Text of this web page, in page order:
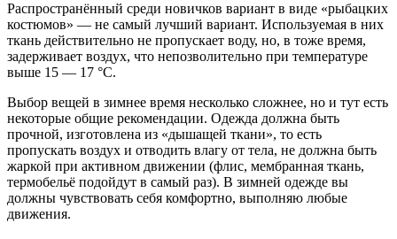
Распространённый среди новичков вариант в виде «рыбацких
костюмов» — не самый лучший вариант. Используемая в них
ткань действительно не пропускает воду, но, в тоже время,
задерживает воздух, что непозволительно при температуре
выше 15 — 17 °С.
Выбор вещей в зимнее время несколько сложнее, но и тут есть
некоторые общие рекомендации. Одежда должна быть
прочной, изготовлена из «дышащей ткани», то есть
пропускать воздух и отводить влагу от тела, не должна быть
жаркой при активном движении (флис, мембранная ткань,
термобельё подойдут в самый раз). В зимней одежде вы
должны чувствовать себя комфортно, выполняю любые
движения.